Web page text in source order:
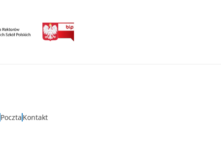
Poczta Kontakt